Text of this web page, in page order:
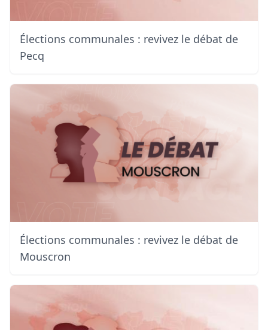
Élections communales : revivez le débat de
Pecq
Élections communales : revivez le débat de
Mouscron